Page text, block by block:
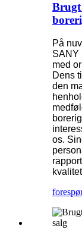
Brugt
På
SANY
med
Dens
den
os.